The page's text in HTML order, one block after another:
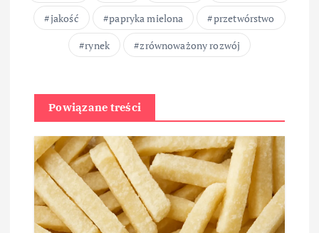
jakość
papryka mielona
przetwórstwo
rynek
zrównoważony rozwój
Powiązane treści